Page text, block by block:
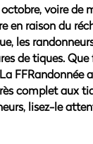
octobre, voire de
en raison du
les
de tiques. Que
FFRandonnée
complet aux
lisez-le